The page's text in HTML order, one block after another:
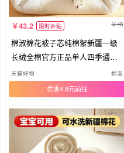
43.2 限时补贴 48
棉淑棉花被子芯纯棉絮新疆一级
长绒全棉官方正品单人四季通用
宿舍
天猫好物 棉淑
优惠4.8元